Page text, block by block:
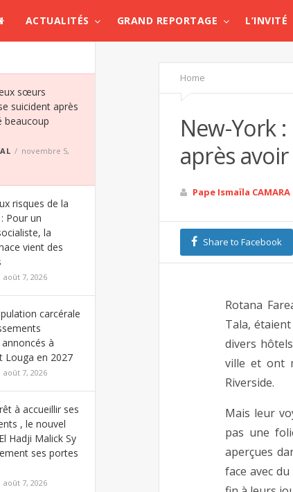
ACTUALITÉS GRAND REPORTAGE L’INVITÉ
sœurs
suicident après
beaucoup
novembre 5,
risques de la
Pour un
la
vient des
août 7, 2026
carcérale
à
Louga en 2027
août 7, 2026
à accueillir ses
, le nouvel
Hadji Malick Sy
ses portes
août 7, 2026
Home
New-York
après
Pape Ismaïla CAMARA
Share to Facebook
Rotana
Tala,
divers
ville et ont
Riverside.
Mais leur
pas une
aperçues
face avec